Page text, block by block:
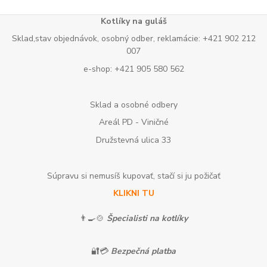
Kotlíky na guláš
Sklad,stav objednávok, osobný odber, reklamácie: +421 902 212
007
e-shop: +421 905 580 562
Sklad a osobné odbery
Areál PD - Viničné
Družstevná ulica 33
Súpravu si nemusíš kupovať, stačí si ju požičať
KLIKNI TU
👨‍🍳🍲 Špecialisti na kotlíky
🔐💳 Bezpečná platba